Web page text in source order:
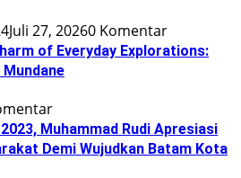
Juli 27, 20260 Komentar
of Everyday Explorations:
Muhammad Rudi Apresiasi
Demi Wujudkan Batam Kota